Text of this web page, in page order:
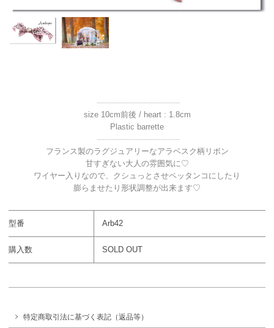
----------------------------------
size 10cm前後 / heart : 1.8cm
Plastic barrette
----------------------------------
フランス製のラグジュアリーなアラベスク柄リボン
甘すぎない大人の雰囲気に♡
ワイヤー入りなので、クシュっとさせペッタンコにしたり
膨らませたり形状調整が出来ます♡
型番 Arb42
購入数 SOLD OUT
特定商取引法に基づく表記（返品等）